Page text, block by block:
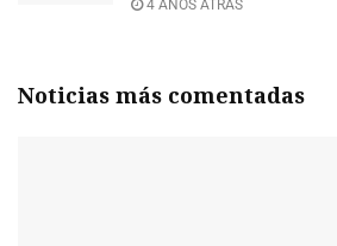
4 AÑOS ATRÁS
Noticias más comentadas